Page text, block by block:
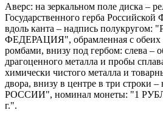
Аверс: на зеркальном поле диска –
Государственного герба
вдоль канта – надпись
ФЕДЕРАЦИЯ", обрамленная с обеих
ромбами, внизу под гербом: слева –
драгоценного металла и пробы
химически чистого металла и
двора, внизу в центре в три строки
РОССИИ", номинал монеты: "1
г.".